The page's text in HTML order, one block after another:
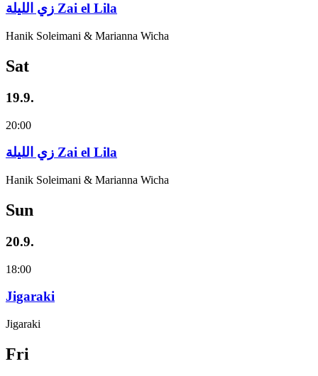
زي‌ اللیلة Zai el Lila
Hanik Soleimani & Marianna Wicha
Sat
19.9.
20:00
زي‌ اللیلة Zai el Lila
Hanik Soleimani & Marianna Wicha
Sun
20.9.
18:00
Jigaraki
Jigaraki
Fri